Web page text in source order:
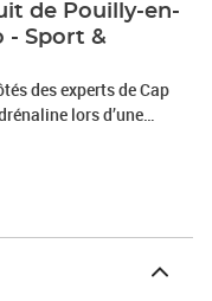
de Pouilly-en-
- Sport &
des experts de Cap
lors d’une
le volant d'une
découvrir le circuit de
vous permettra de
bolide du jour.
serrés et les courbes